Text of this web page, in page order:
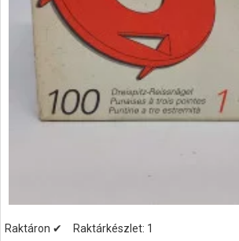
Raktáron ✔ Raktárkészlet: 1